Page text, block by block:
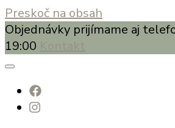
Preskoč na obsah
Objednávky prijímame aj
19:00 Kontakt